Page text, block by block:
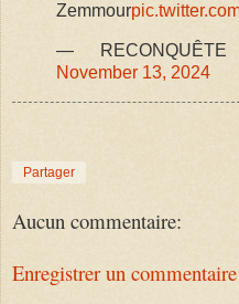
Zemmour
— RECONQUÊTE
November 13, 2024
Partager
Aucun commentaire:
Enregistrer un commentaire